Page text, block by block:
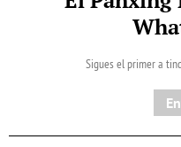
Sigues el primer a